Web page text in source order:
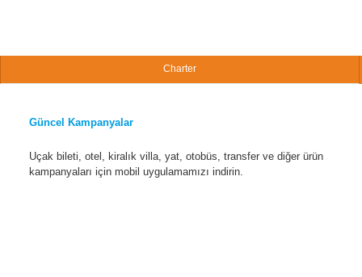
Charter
Güncel Kampanyalar
Uçak bileti, otel, kiralık villa, yat, otobüs, transfer ve diğer ürün
kampanyaları için mobil uygulamamızı indirin.